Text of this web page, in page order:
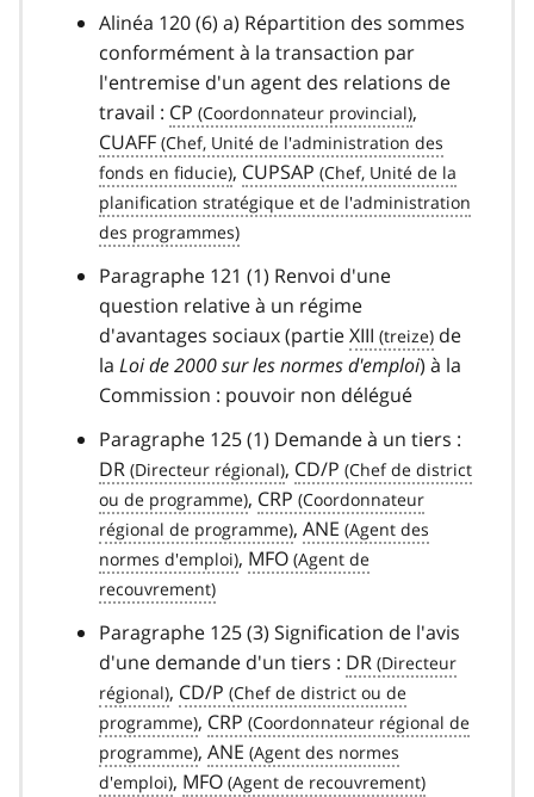
Alinéa 120 (6) a) Répartition des sommes
conformément à la transaction par
l'entremise d'un agent des relations de
travail : CP
,
CUAFF
, CUPSAP
Paragraphe 121 (1) Renvoi d'une
question relative à un régime
d'avantages sociaux (partieXIII
de
la Loi de 2000 sur les normes d'emploi) à la
Commission : pouvoir non délégué
Paragraphe 125 (1) Demande à un tiers :
DR
, CD/P
, CRP
, ANE
, MFO
Paragraphe 125 (3) Signification de l'avis
d'une demande d'un tiers : DR
, CD/P
, CRP
, ANE
, MFO